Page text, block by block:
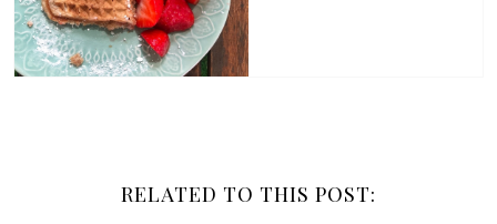
RELATED TO THIS POST: